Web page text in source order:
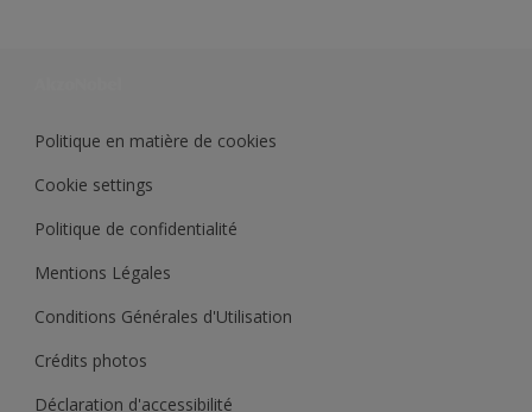
Politique en matière de cookies
Cookie settings
Politique de confidentialité
Mentions Légales
Conditions Générales d'Utilisation
Crédits photos
Déclaration d'accessibilité